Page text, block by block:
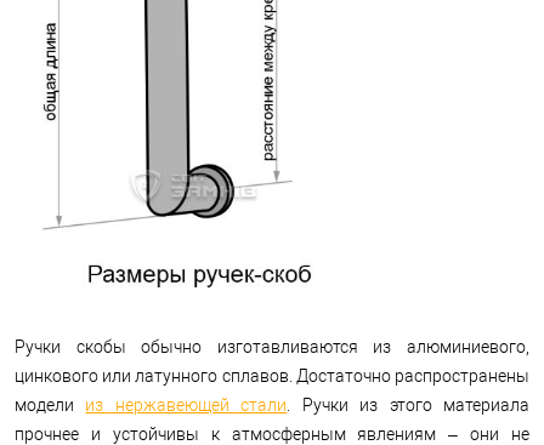
Ручки скобы обычно изготавливаются из алюминиевого,
цинкового или латунного сплавов. Достаточно распространены
модели из нержавеющей стали . Ручки из этого материала
прочнее и устойчивы к атмосферным явлениям – они не